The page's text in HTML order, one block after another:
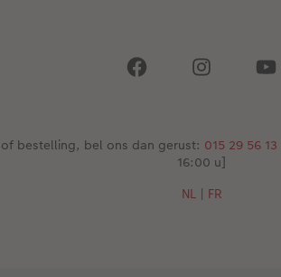
bestelling, bel ons dan gerust: 015 29 56 13
16:00 u]
NL| FR